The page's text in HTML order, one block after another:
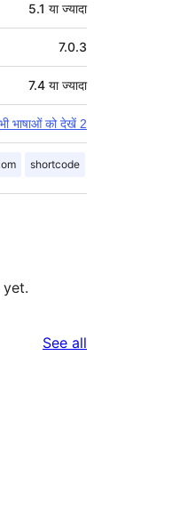
5.1 या ज्यादा
7.0.3
7.4 या ज्यादा
भाषाओं को देखें 2
shortcode
See all